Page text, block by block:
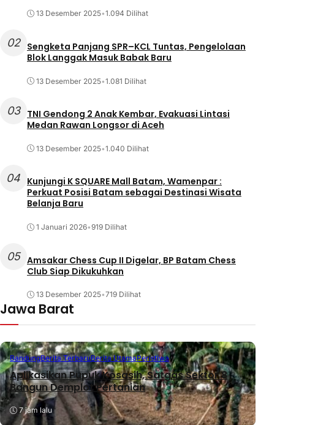
13 Desember 2025•1.094 Dilihat
02
Sengketa Panjang SPR–KCL Tuntas, Pengelolaan
Blok Langgak Masuk Babak Baru
13 Desember 2025•1.081 Dilihat
03
TNI Gendong 2 Anak Kembar, Evakuasi Lintasi
Medan Rawan Longsor di Aceh
13 Desember 2025•1.040 Dilihat
04 Kunjungi K SQUARE Mall Batam, Wamenpar :
Perkuat Posisi Batam sebagai Destinasi Wisata
Belanja Baru
1 Januari 2026•919 Dilihat
05 Amsakar Chess Cup II Digelar, BP Batam Chess
Club Siap Dikukuhkan
13 Desember 2025•719 Dilihat
Jawa Barat
BandungBerita TerbaruBerita UtamaPeristiwa
Aplikasikan Pupuk Kosasih, Satgas Sektor 8
Bangun Demplot Pertanian
7 jam lalu